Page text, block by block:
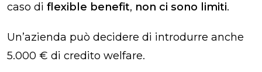
caso di flexible benefit, non ci sono limiti.
Un’azienda può decidere di introdurre anche
5.000 € di credito welfare.